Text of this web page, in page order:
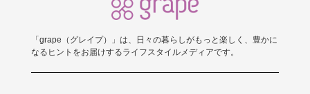
「grape（グレイプ）」は、日々の暮らしがもっと楽しく、豊かに
なるヒントをお届けするライフスタイルメディアです。